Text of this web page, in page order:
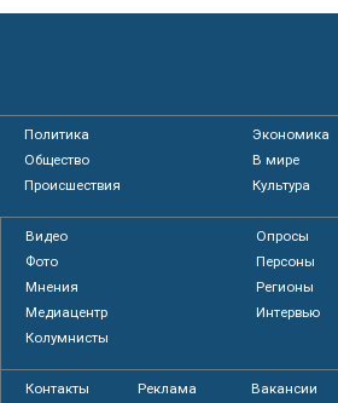
Политика
Экономика
Общество
В мире
Происшествия
Культура
Видео
Опросы
Фото
Персоны
Мнения
Регионы
Медиацентр
Интервью
Колумнисты
Контакты Реклама Вакансии